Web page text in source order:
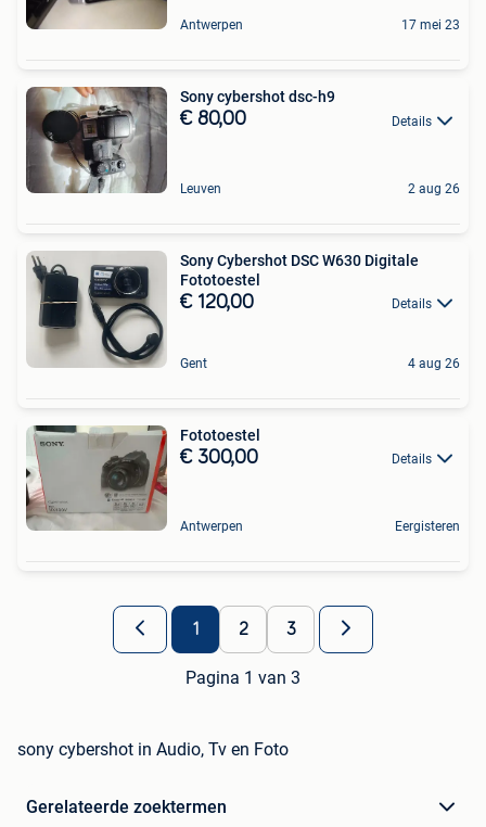
Antwerpen 17 mei 23
Sony cybershot dsc-h9
€ 80,00 Details
Leuven 2 aug 26
Sony Cybershot DSC W630 Digitale
Fototoestel
€ 120,00 Details
Gent 4 aug 26
Fototoestel
€ 300,00 Details
Antwerpen Eergisteren
1 2 3
Pagina 1 van 3
sony cybershot in Audio, Tv en Foto
Gerelateerde zoektermen